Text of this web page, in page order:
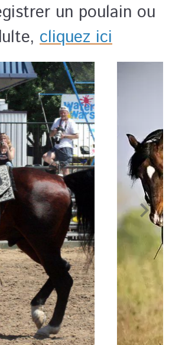
un poulain ou
cliquez ici